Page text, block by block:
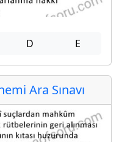
D E
Ara Sınavı